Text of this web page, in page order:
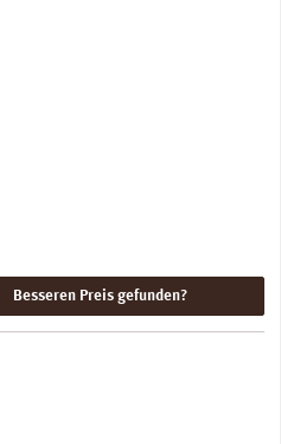
Besseren Preis gefunden?